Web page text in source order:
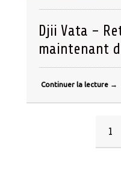
Djii Vata –
maintenant
Continuer la lecture →
1